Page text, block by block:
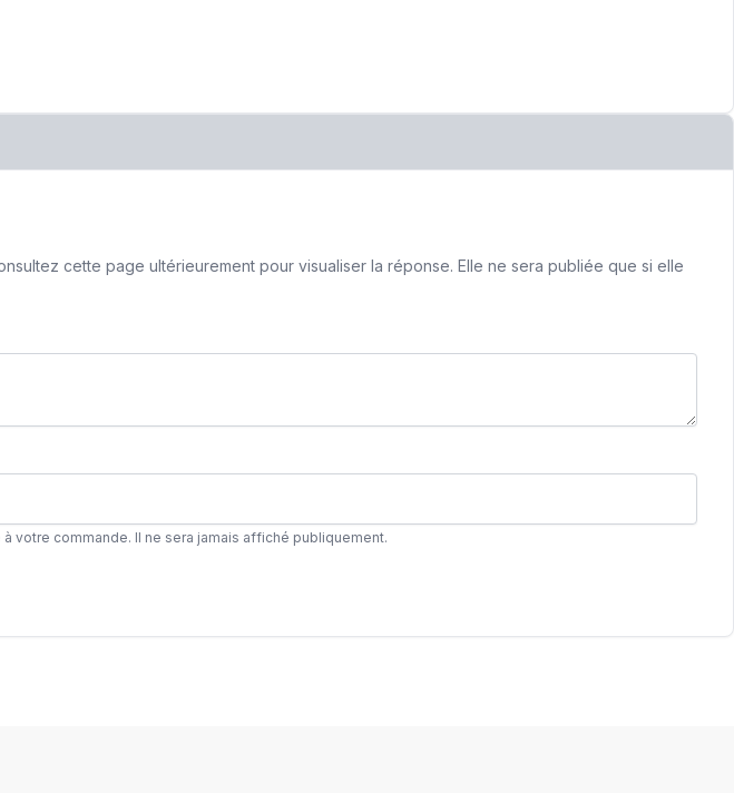
cette page ultérieurement pour visualiser la réponse. Elle ne sera publiée que si elle
votre commande. Il ne sera jamais affiché publiquement.